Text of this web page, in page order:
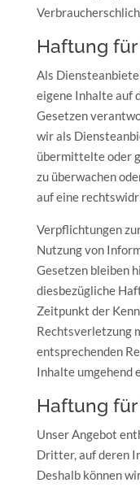
Haftung
Als
eigene Inhalte auf
Gesetzen
wir als
übermittelte oder
zu überwachen
auf eine
Verpflichtungen
Nutzung von
Gesetzen bleiben
diesbezügliche
Zeitpunkt der
Rechtsverletzung
entsprechenden
Inhalte umgehend
Haftung für
Unser Angebot
Dritter, auf deren
Deshalb können